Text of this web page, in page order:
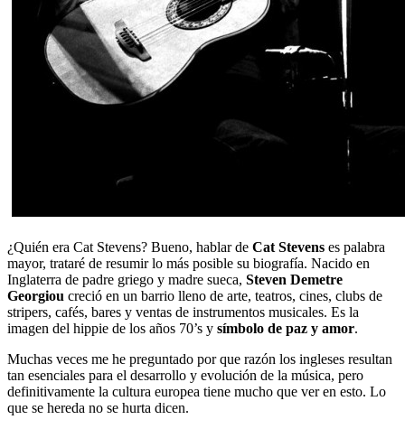
¿Quién era Cat Stevens? Bueno, hablar de Cat Stevens es palabra
mayor, trataré de resumir lo más posible su biografía. Nacido en
Inglaterra de padre griego y madre sueca, Steven Demetre
Georgiou creció en un barrio lleno de arte, teatros, cines, clubs de
stripers, cafés, bares y ventas de instrumentos musicales. Es la
imagen del hippie de los años 70’s y símbolo de paz y amor.
Muchas veces me he preguntado por que razón los ingleses resultan
tan esenciales para el desarrollo y evolución de la música, pero
definitivamente la cultura europea tiene mucho que ver en esto. Lo
que se hereda no se hurta dicen.